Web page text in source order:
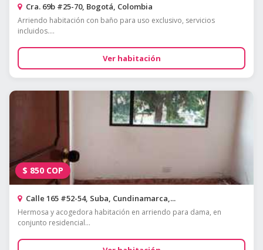
Cra. 69b #25-70, Bogotá, Colombia
Arriendo habitación con baño para uso exclusivo, servicios
incluidos....
Ver habitación
$ 850 COP
Calle 165 #52-54, Suba, Cundinamarca,...
Hermosa y acogedora habitación en arriendo para dama, en
conjunto residencial...